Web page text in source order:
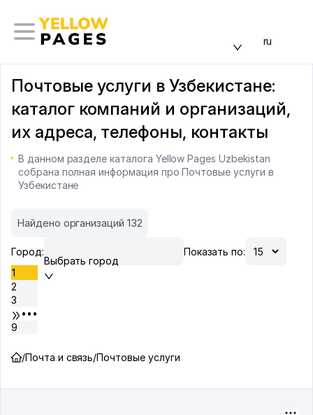
ru
Почтовые услуги в Узбекистане:
каталог компаний и организаций,
их адреса, телефоны, контакты
В данном разделе каталога Yellow Pages Uzbekistan
собрана полная информация про Почтовые услуги в
Узбекистане
Найдено организаций 132
Город:
Выбрать город
Показать по:
1
2
3
•••
9
/Почта и связь/Почтовые услуги